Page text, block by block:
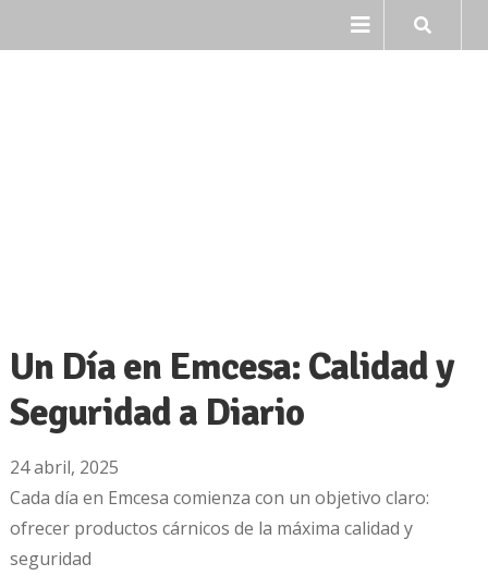
a
al
Un Día en Emcesa: Calidad y
Seguridad a Diario
24 abril, 2025
Cada día en Emcesa comienza con un objetivo claro:
ofrecer productos cárnicos de la máxima calidad y
seguridad